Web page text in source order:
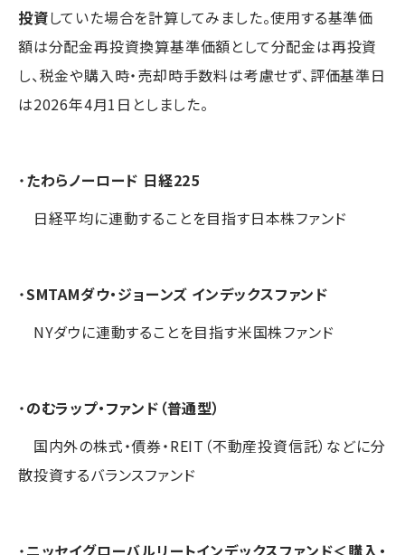
投資していた場合を計算してみました。使用する基準価
額は分配金再投資換算基準価額として分配金は再投資
し、税金や購入時・売却時手数料は考慮せず、評価基準日
は2026年4月1日としました。
・たわらノーロード 日経225
日経平均に連動することを目指す日本株ファンド
・SMTAMダウ・ジョーンズ インデックスファンド
NYダウに連動することを目指す米国株ファンド
・のむラップ・ファンド（普通型）
国内外の株式・債券・REIT（不動産投資信託）などに分
散投資するバランスファンド
・ニッセイグローバルリートインデックスファンド＜購入・